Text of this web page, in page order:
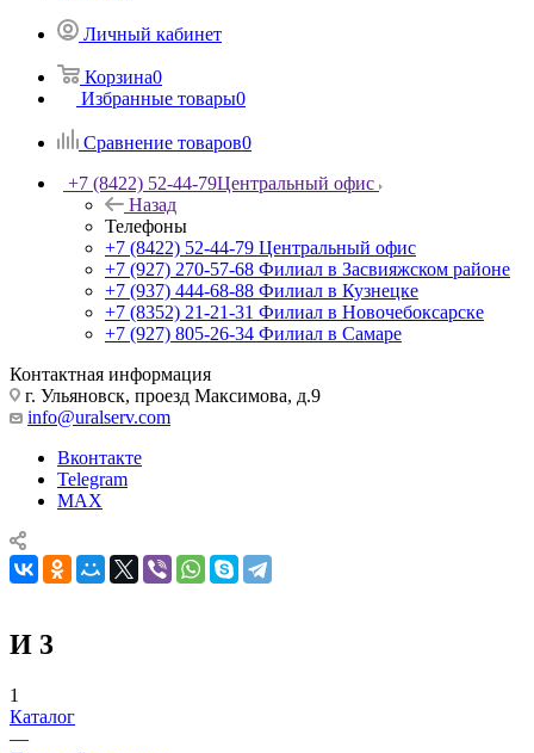
Личный кабинет
Корзина0
Избранные товары0
Сравнение товаров0
+7 (8422) 52-44-79Центральный офис
Назад
Телефоны
+7 (8422) 52-44-79 Центральный офис
+7 (927) 270-57-68 Филиал в Засвияжском районе
+7 (937) 444-68-88 Филиал в Кузнецке
+7 (8352) 21-21-31 Филиал в Новочебоксарске
+7 (927) 805-26-34 Филиал в Самаре
Контактная информация
г. Ульяновск, проезд Максимова, д.9
info@uralserv.com
Вконтакте
Telegram
MAX
И 3
1
Каталог
—